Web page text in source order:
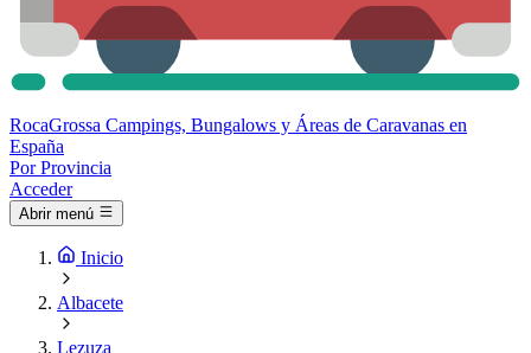
RocaGrossa Campings, Bungalows y Áreas de Caravanas en
España
Por Provincia
Acceder
Abrir menú
Inicio
Albacete
Lezuza